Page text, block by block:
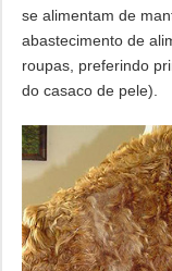
se alimentam de
abastecimento de
roupas, preferindo
do casaco de pele).